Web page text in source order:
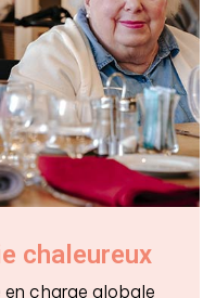
chaleureux
en charge globale